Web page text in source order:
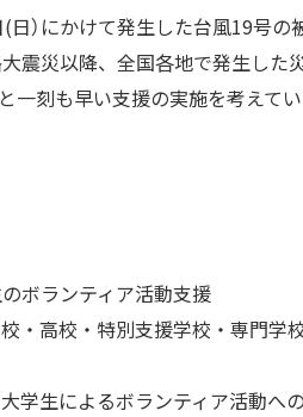
(日）にかけて発生した台風19号
震災以降、全国各地で発生した
刻も早い支援の実施を考えてい
ボランティア活動支援
・高校・特別支援学校・専門学
学生によるボランティア活動へ